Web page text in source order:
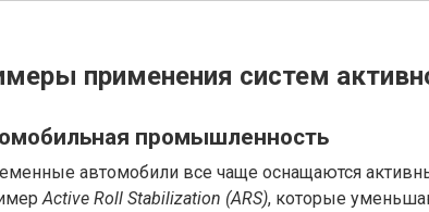
применения систем
промышленность
автомобили все чаще оснащаются
Active Roll Stabilization (ARS), которые